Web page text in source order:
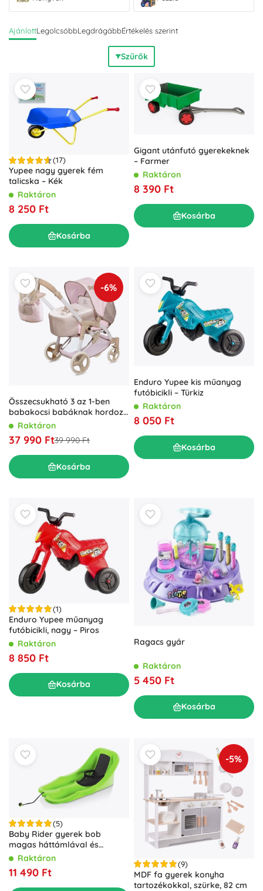
AjánlottLegolcsóbbLegdrágábbÉrtékelés szerint
Szűrők
(17)
Yupee nagy gyerek fém
talicska – Kék
Raktáron
8 250 Ft
Kosárba
Gigant utánfutó gyerekeknek
– Farmer
Raktáron
8 390 Ft
Kosárba
-6%
Összecsukható 3 az 1-ben
babakocsi babáknak hordozó
táskával DIDI, 75 cm
Raktáron
37 990 Ft39 990 Ft
Kosárba
Enduro Yupee kis műanyag
futóbicikli – Türkiz
Raktáron
8 050 Ft
Kosárba
(1)
Enduro Yupee műanyag
futóbicikli, nagy – Piros
Raktáron
8 850 Ft
Kosárba
Ragacs gyár
Raktáron
5 450 Ft
Kosárba
(5)
Baby Rider gyerek bob
magas háttámlával és
hevederrel
Raktáron
11 490 Ft
-5%
(9)
MDF fa gyerek konyha
tartozékokkal, szürke, 82 cm